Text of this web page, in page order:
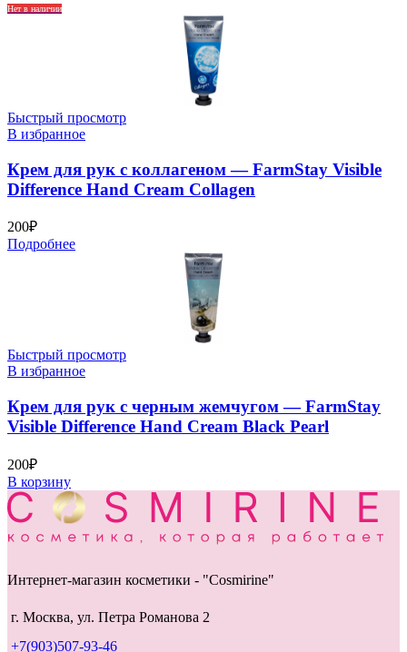
Нет в наличии
Быстрый просмотр
В избранное
Крем для рук с коллагеном — FarmStay Visible
Difference Hand Cream Collagen
200₽
Подробнее
Быстрый просмотр
В избранное
Крем для рук с черным жемчугом — FarmStay
Visible Difference Hand Cream Black Pearl
200₽
В корзину
Интернет-магазин косметики - "Cosmirine"
г. Москва, ул. Петра Романова 2
+7(903)507-93-46